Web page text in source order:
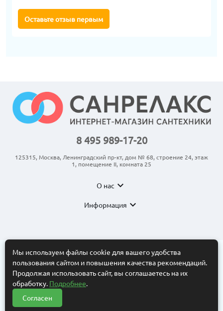
Оставьте отзыв первым
8 495 989-17-20
125315, Москва, Ленинградский пр-кт, дом № 68, строение 24, этаж
1, помещение II, комната 25
О нас expand_more
Информация expand_more
© 2011-2026 ООО “АНКОМ”
Все торговые марки принадлежат их владельцам. Копирование
составляющих частей сайта в какой бы то ни было форме без
разрешения владельца авторских прав запрещено. Интернет-
магазин носит исключительно информационный характер.
Информационные материалы, размеры, фото и цены сайта не
являются публичной офертой, определяемой положениями Статьи
Мы используем файлы cookie для вашего удобства
пользования сайтом и повышения качества рекомендаций.
Продолжая использовать сайт, вы соглашаетесь на их
обработку. Подробнее.
Согласен